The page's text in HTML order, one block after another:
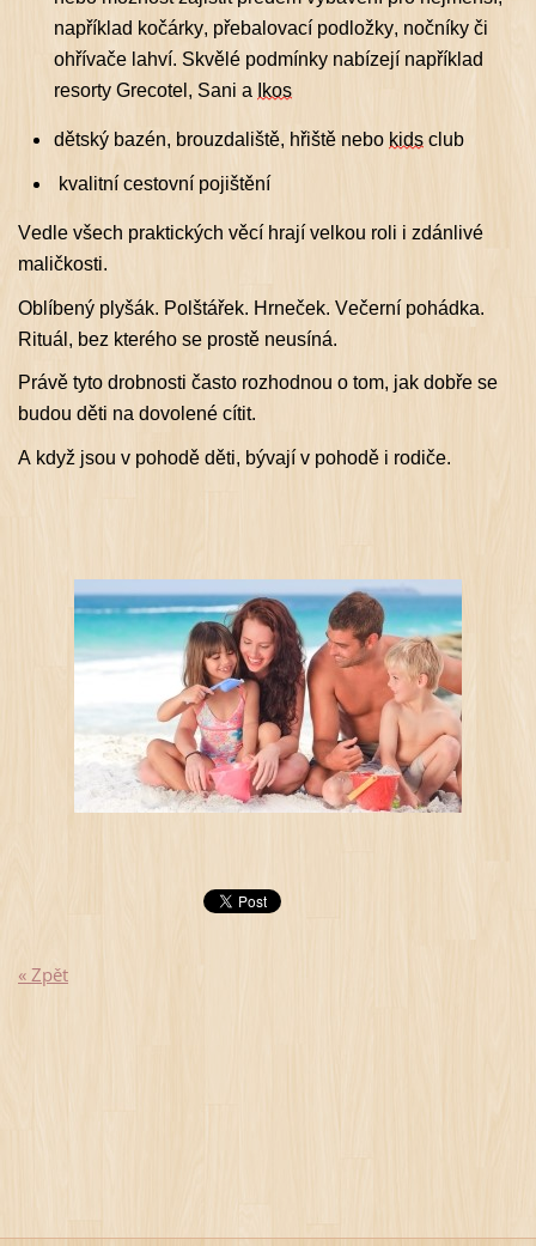
například kočárky, přebalovací podložky, nočníky či
ohřívače lahví. Skvělé podmínky nabízejí například
resorty Grecotel, Sani a Ikos
dětský bazén, brouzdaliště, hřiště nebo kidsclub
️ kvalitní cestovní pojištění
Vedle všech praktických věcí hrají velkou roli i zdánlivé
maličkosti.
Oblíbený plyšák. Polštářek. Hrneček. Večerní pohádka.
Rituál, bez kterého se prostě neusíná.
Právě tyto drobnosti často rozhodnou o tom, jak dobře se
budou děti na dovolené cítit.
A když jsou v pohodě děti, bývají v pohodě i rodiče.
« Zpět